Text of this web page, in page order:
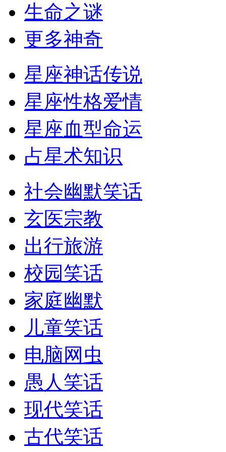
生命之谜
更多神奇
星座神话传说
星座性格爱情
星座血型命运
占星术知识
社会幽默笑话
玄医宗教
出行旅游
校园笑话
家庭幽默
儿童笑话
电脑网虫
愚人笑话
现代笑话
古代笑话